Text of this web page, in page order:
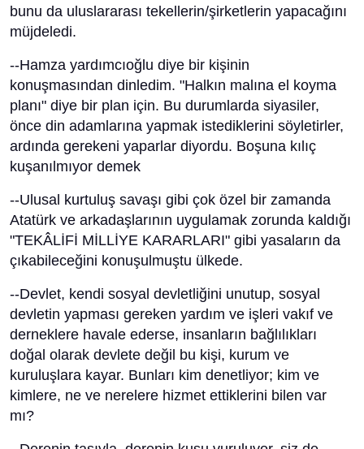
bunu da uluslararası tekellerin/şirketlerin yapacağını
müjdeledi.
--Hamza yardımcıoğlu diye bir kişinin
konuşmasından dinledim. "Halkın malına el koyma
planı" diye bir plan için. Bu durumlarda siyasiler,
önce din adamlarına yapmak istediklerini söyletirler,
ardında gerekeni yaparlar diyordu. Boşuna kılıç
kuşanılmıyor demek
--Ulusal kurtuluş savaşı gibi çok özel bir zamanda
Atatürk ve arkadaşlarının uygulamak zorunda kaldığı
"TEKÂLİFİ MİLLİYE KARARLARI" gibi yasaların da
çıkabileceğini konuşulmuştu ülkede.
--Devlet, kendi sosyal devletliğini unutup, sosyal
devletin yapması gereken yardım ve işleri vakıf ve
derneklere havale ederse, insanların bağlılıkları
doğal olarak devlete değil bu kişi, kurum ve
kuruluşlara kayar. Bunları kim denetliyor; kim ve
kimlere, ne ve nerelere hizmet ettiklerini bilen var
mı?